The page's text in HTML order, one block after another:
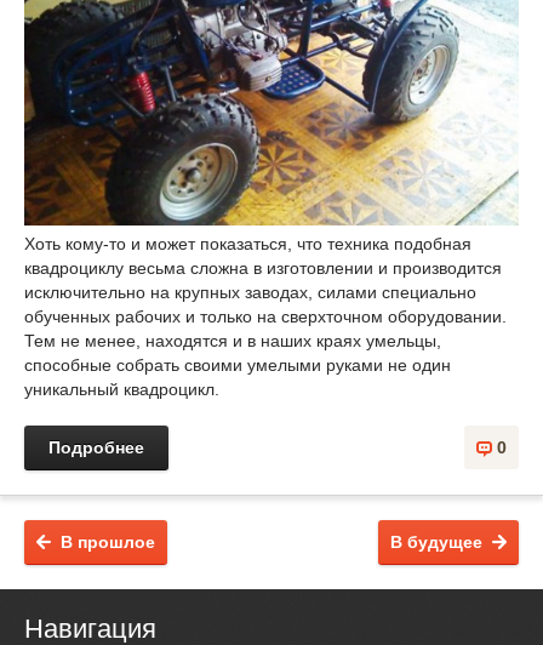
Хоть кому-то и может показаться, что техника подобная
квадроциклу весьма сложна в изготовлении и производится
исключительно на крупных заводах, силами специально
обученных рабочих и только на сверхточном оборудовании.
Тем не менее, находятся и в наших краях умельцы,
способные собрать своими умелыми руками не один
уникальный квадроцикл.
0
Подробнее
В будущее
В прошлое
Навигация